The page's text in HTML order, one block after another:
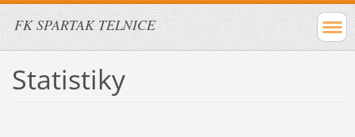
FK SPARTAK TELNICE
Statistiky